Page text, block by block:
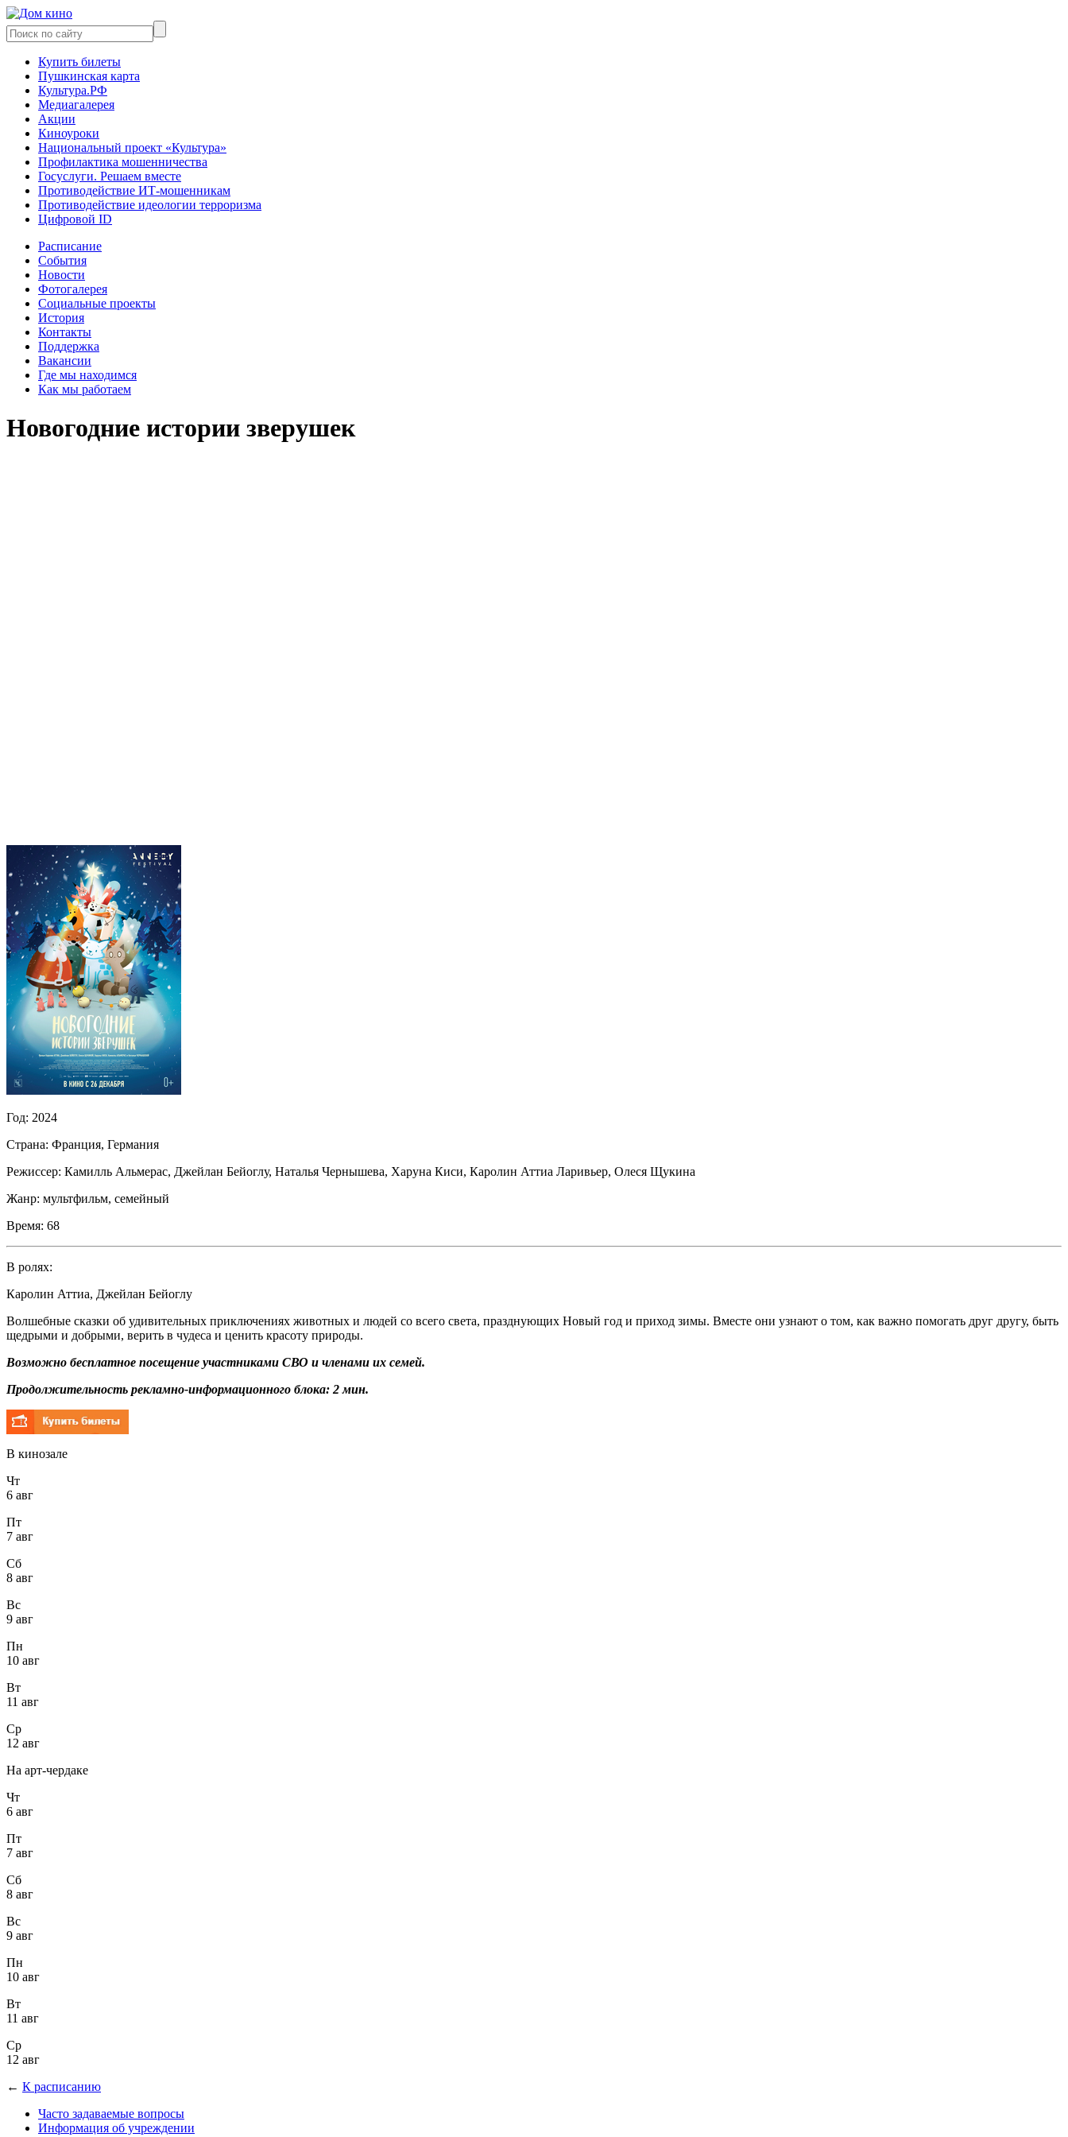
Купить билеты
Пушкинская карта
Культура.РФ
Медиагалерея
Акции
Киноуроки
Национальный проект «Культура»
Профилактика мошенничества
Госуслуги. Решаем вместе
Противодействие ИТ-мошенникам
Противодействие идеологии терроризма
Цифровой ID
Расписание
События
Новости
Фотогалерея
Социальные проекты
История
Контакты
Поддержка
Вакансии
Где мы находимся
Как мы работаем
Новогодние истории зверушек
Год: 2024
Страна: Франция, Германия
Режиссер: Камилль Альмерас, Джейлан Бейоглу, Наталья Чернышева, Харуна Киси, Каролин Аттиа Ларивьер, Олеся Щукина
Жанр: мультфильм, семейный
Время: 68
В ролях:
Каролин Аттиа, Джейлан Бейоглу
Волшебные сказки об удивительных приключениях животных и людей со всего света, празднующих Новый год и приход зимы. Вместе они узнают о том, как важно помогать друг другу, быть
щедрыми и добрыми, верить в чудеса и ценить красоту природы.
Возможно бесплатное посещение участниками СВО и членами их семей.
Продолжительность рекламно-информационного блока: 2 мин.
В кинозале
Чт
6 авг
Пт
7 авг
Сб
8 авг
Вс
9 авг
Пн
10 авг
Вт
11 авг
Ср
12 авг
На арт-чердаке
Чт
6 авг
Пт
7 авг
Сб
8 авг
Вс
9 авг
Пн
10 авг
Вт
11 авг
Ср
12 авг
← К расписанию
Часто задаваемые вопросы
Информация об учреждении